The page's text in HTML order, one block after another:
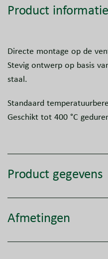
Product informatie
Directe montage op de
Stevig ontwerp op basis
staal.
Standaard
Geschikt tot 400 °C
Product gegevens
Afmetingen